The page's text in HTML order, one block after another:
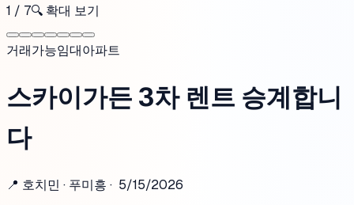
1 / 7🔍 확대 보기
거래가능임대아파트
스카이가든 3차 렌트 승계합니
다
📍 호치민 · 푸미흥 · 5/15/2026